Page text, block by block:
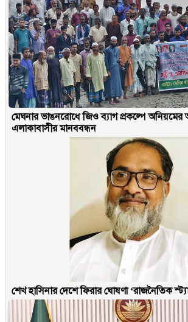
মেঘনার ভাঙনরোধে জিও ব্যাগ প্রকল্পে
এলাকাবাসীর মানববন্ধন
শেখ হাসিনার দেশে ফিরার ঘোষণা ‘রাজনৈতিক